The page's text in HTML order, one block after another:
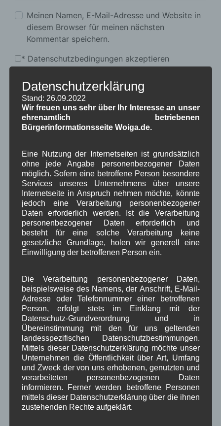
Meinen Namen, E-Mail-Adresse und Website in
diesem Browser für meinen nächsten
Kommentar speichern.
* Datenschutzbedingungen akzeptieren
Kategorien für Beiträge
Aushang Rathaus(232)
Dorferneuerung(154)
Gemeinderat(128)
in Wallgau
(1.091)
Kommunalpolitik(85)
Pressespiegel
(282)
um Wallgau(258)
Wallgau im Netz
Schlagwörter
1250-Jahre ,AlpenRaum ,Arbeitsgruppe 1-13
Arbeitsmarkt ,Asyl , Bauvorhaben ,
Bildergalerie , Brauchtum , Corona ,
Dorferneuerung , Dorfleben
Dorfplatz , Energiewende , Fest ,G7 ,
Gewerbe
Datenschutzerklärung
Stand: 26.09.2022
Wir freuen uns sehr über Ihr Interesse an unser
ehrenamtlich betriebenen
Bürgerinformationsseite Woiga.de.
Eine Nutzung der Internetseiten ist grundsätzlich
ohne jede Angabe personenbezogener Daten
möglich. Sofern eine betroffene Person besondere
Services unseres Unternehmens über unsere
Internetseite in Anspruch nehmen möchte, könnte
jedoch eine Verarbeitung personenbezogener
Daten erforderlich werden. Ist die Verarbeitung
personenbezogener Daten erforderlich und
besteht für eine solche Verarbeitung keine
gesetzliche Grundlage, holen wir generell eine
Einwilligung der betroffenen Person ein.
Die Verarbeitung personenbezogener Daten,
beispielsweise des Namens, der Anschrift, E-Mail-
Adresse oder Telefonnummer einer betroffenen
Person, erfolgt stets im Einklang mit der
Datenschutz-Grundverordnung und in
Übereinstimmung mit den für uns geltenden
landesspezifischen Datenschutzbestimmungen.
Mittels dieser Datenschutzerklärung möchte unser
Unternehmen die Öffentlichkeit über Art, Umfang
und Zweck der von uns erhobenen, genutzten und
verarbeiteten personenbezogenen Daten
informieren. Ferner werden betroffene Personen
mittels dieser Datenschutzerklärung über die ihnen
zustehenden Rechte aufgeklärt.